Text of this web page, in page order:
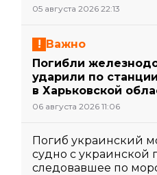
05 августа 2026 22:13
Важно
Погибли
ударили по
в Харьковской
06 августа 2026 11:06
Погиб украинский
судно с
следовавшее по